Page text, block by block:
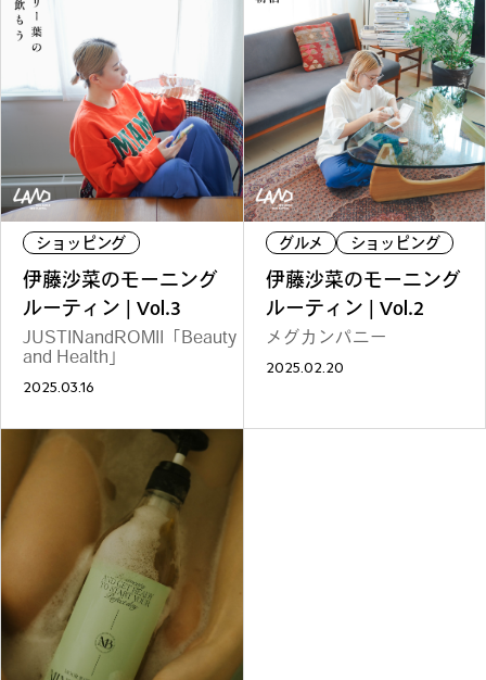
#呑める粉もんの世界
夢中になれる、仕事のは
なし
SapporoDiscoveryRoom
# 花・植物と暮らそう
#
#飛行機で行かない海外旅
ショッピング
伊藤沙菜のモーニング
ルーティン | Vol.3
JUSTINandROMII「Beauty
and Health」
2025.03.16
グルメ ショッピング
伊藤沙菜のモーニング
ルーティン | Vol.2
メグカンパニー
2025.02.20